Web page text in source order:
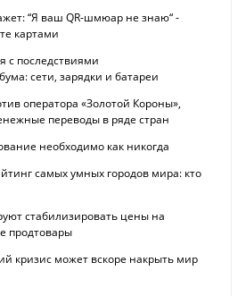
“Я ваш QR-шмюар не знаю“ -
картами
с последствиями
сети, зарядки и батареи
оператора «Золотой Короны»,
переводы в ряде стран
необходимо как никогда
самых умных городов мира: кто
стабилизировать цены на
продтовары
кризис может вскоре накрыть мир